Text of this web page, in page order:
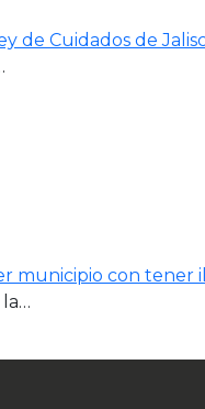
de Cuidados de
municipio con tener
la…